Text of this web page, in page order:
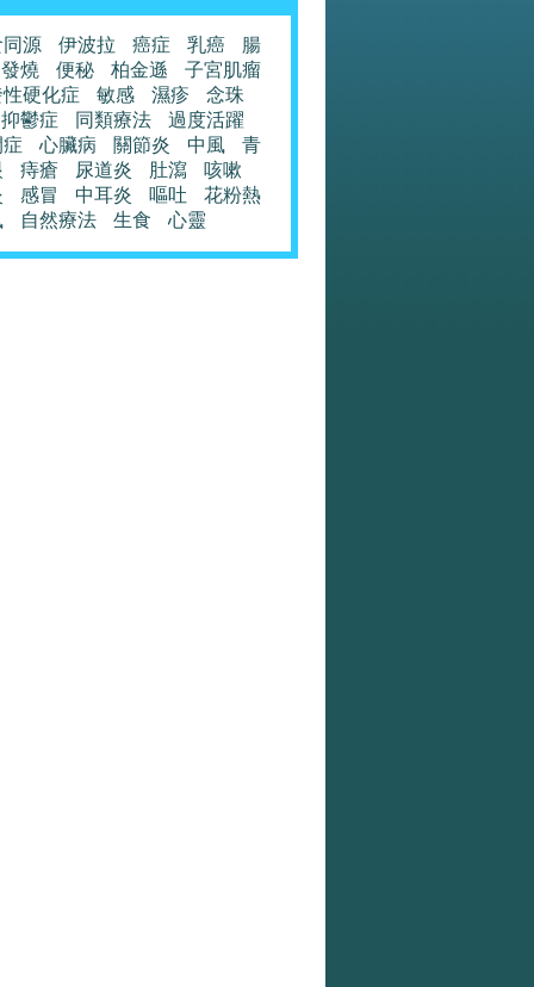
源 伊波拉 癌症 乳癌
腸
發燒
便秘 柏金遜
子宮肌瘤
硬化症
敏感 濕疹
念珠
抑鬱症
同類療法
過度活躍
心臟病 關節炎 中風
青
痔瘡 尿道炎 肚瀉
咳嗽
感冒 中耳炎 嘔吐
花粉熱
自然療法 生食 心靈